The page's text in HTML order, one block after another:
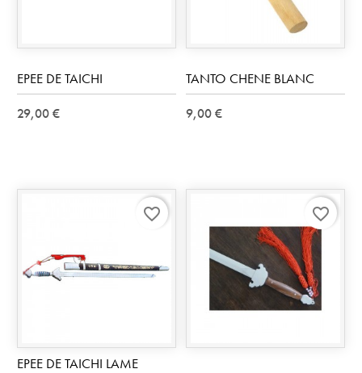
EPEE DE TAICHI
29,00 €
TANTO CHENE BLANC
9,00 €
EPEE DE TAICHI LAME
favorite_border favorite_border